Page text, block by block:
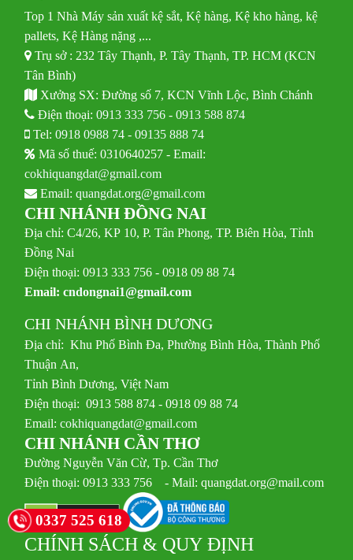
Top 1 Nhà Máy sản xuất kệ sắt, Kệ hàng, Kệ kho hàng, kệ
pallets, Kệ Hàng nặng ,...
Trụ sở : 232 Tây Thạnh, P. Tây Thạnh, TP. HCM (KCN
Tân Bình)
Xưởng SX: Đường số 7, KCN Vĩnh Lộc, Bình Chánh
Điện thoại:0913 333 756 -0913 588 874
Tel:0918 0988 74 -09135 888 74
Mã số thuế: 0310640257 - Email:
cokhiquangdat@gmail.com
Email:quangdat.org@gmail.com
CHI NHÁNH ĐỒNG NAI
Địa chỉ: C4/26, KP 10, P. Tân Phong, TP. Biên Hòa, Tỉnh
Đồng Nai
Điện thoại: 0913 333 756 - 0918 09 88 74
Email:cndongnai1@gmail.com
CHI NHÁNH BÌNH DƯƠNG
Địa chỉ: Khu Phố Bình Đa, Phường Bình Hòa, Thành Phố
Thuận An,
Tỉnh Bình Dương, Việt Nam
Điện thoại: 0913 588 874 - 0918 09 88 74
Email:cokhiquangdat@gmail.com
CHI NHÁNH CẦN THƠ
Đường Nguyễn Văn Cừ, Tp. Cần Thơ
Điện thoại: 0913 333 756 - Mail: quangdat.org@mail.com
CHÍNH SÁCH & QUY ĐỊNH
0337 525 618